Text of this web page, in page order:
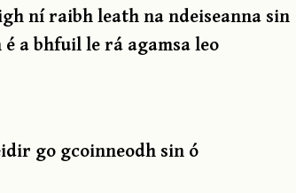
ní raibh leath na ndeiseanna sin
a bhfuil le rá agamsa leo
go gcoinneodh sin ó